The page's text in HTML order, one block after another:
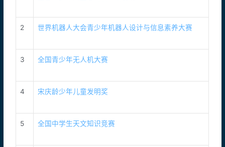
2 世界机器人大会青少年机器人设计与信息素养大赛
3 全国青少年无人机大赛
4 宋庆龄少年儿童发明奖
5 全国中学生天文知识竞赛